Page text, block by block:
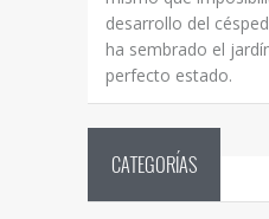
desarrollo del
ha sembrado el
perfecto estado.
CATEGORÍAS